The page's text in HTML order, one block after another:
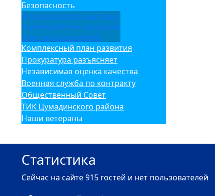
Безопасность
Телефоны экстренных служб
Противодействие коррупции
Памятки для населения
Комплексный план развития
Прокуратура разъясняет
Независимая оценка качества
Военная служба по контракту
Общественный Совет
ТИК Цумадинского района
Наши ветераны
Статистика
Сейчас на сайте 915 гостей и нет пользователей